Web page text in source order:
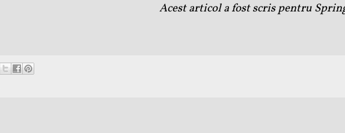
Acest articol a fost scris pentru